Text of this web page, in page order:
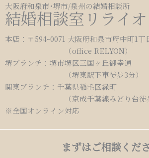
大阪府和泉市･堺市/泉州の結婚相談所
結婚相談室リライ
本店：〒594ｰ0071 大阪府和泉市府中町1丁
（office RELYON）
堺ブランチ：堺市堺区三国ヶ丘御幸通
（堺東駅下車徒歩3分）
関東ブランチ：千葉県稲毛区緑町
（京成千葉線みどり台徒歩5
※全国オンライン対応
まずはご相談くだ